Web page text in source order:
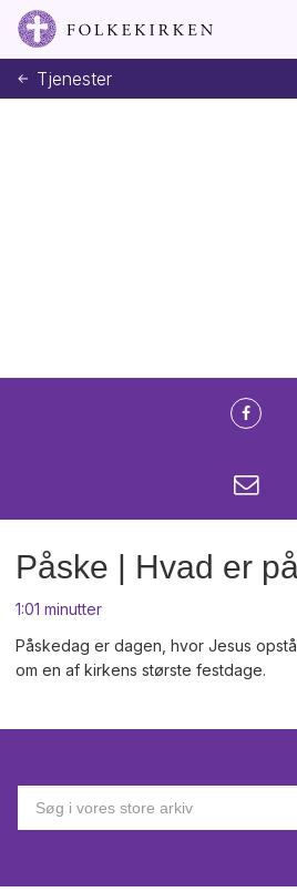
Tjenester
Påske | Hvad er
1:01 minutter
Påskedag er dagen, hvor Jesus
om en af kirkens største festdage.